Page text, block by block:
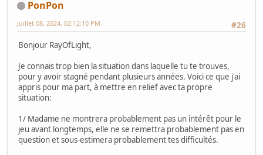
PonPon
#26
Juillet 08, 2024, 02:12:10 PM
Bonjour RayOfLight,
Je connais trop bien la situation dans laquelle tu te trouves,
pour y avoir stagné pendant plusieurs années. Voici ce que j'ai
appris pour ma part, à mettre en relief avec ta propre
situation:
1/ Madame ne montrera probablement pas un intérêt pour le
jeu avant longtemps, elle ne se remettra probablement pas en
question et sous-estimera probablement tes difficultés.